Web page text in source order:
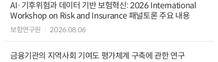
AI·기후위험과 데이터 기반 보험혁신: 2026 International
Workshop on Risk and Insurance 패널토론 주요 내용
보험연구원 2026.08.06
금융기관의 지역사회 기여도 평가체계 구축에 관한 연구